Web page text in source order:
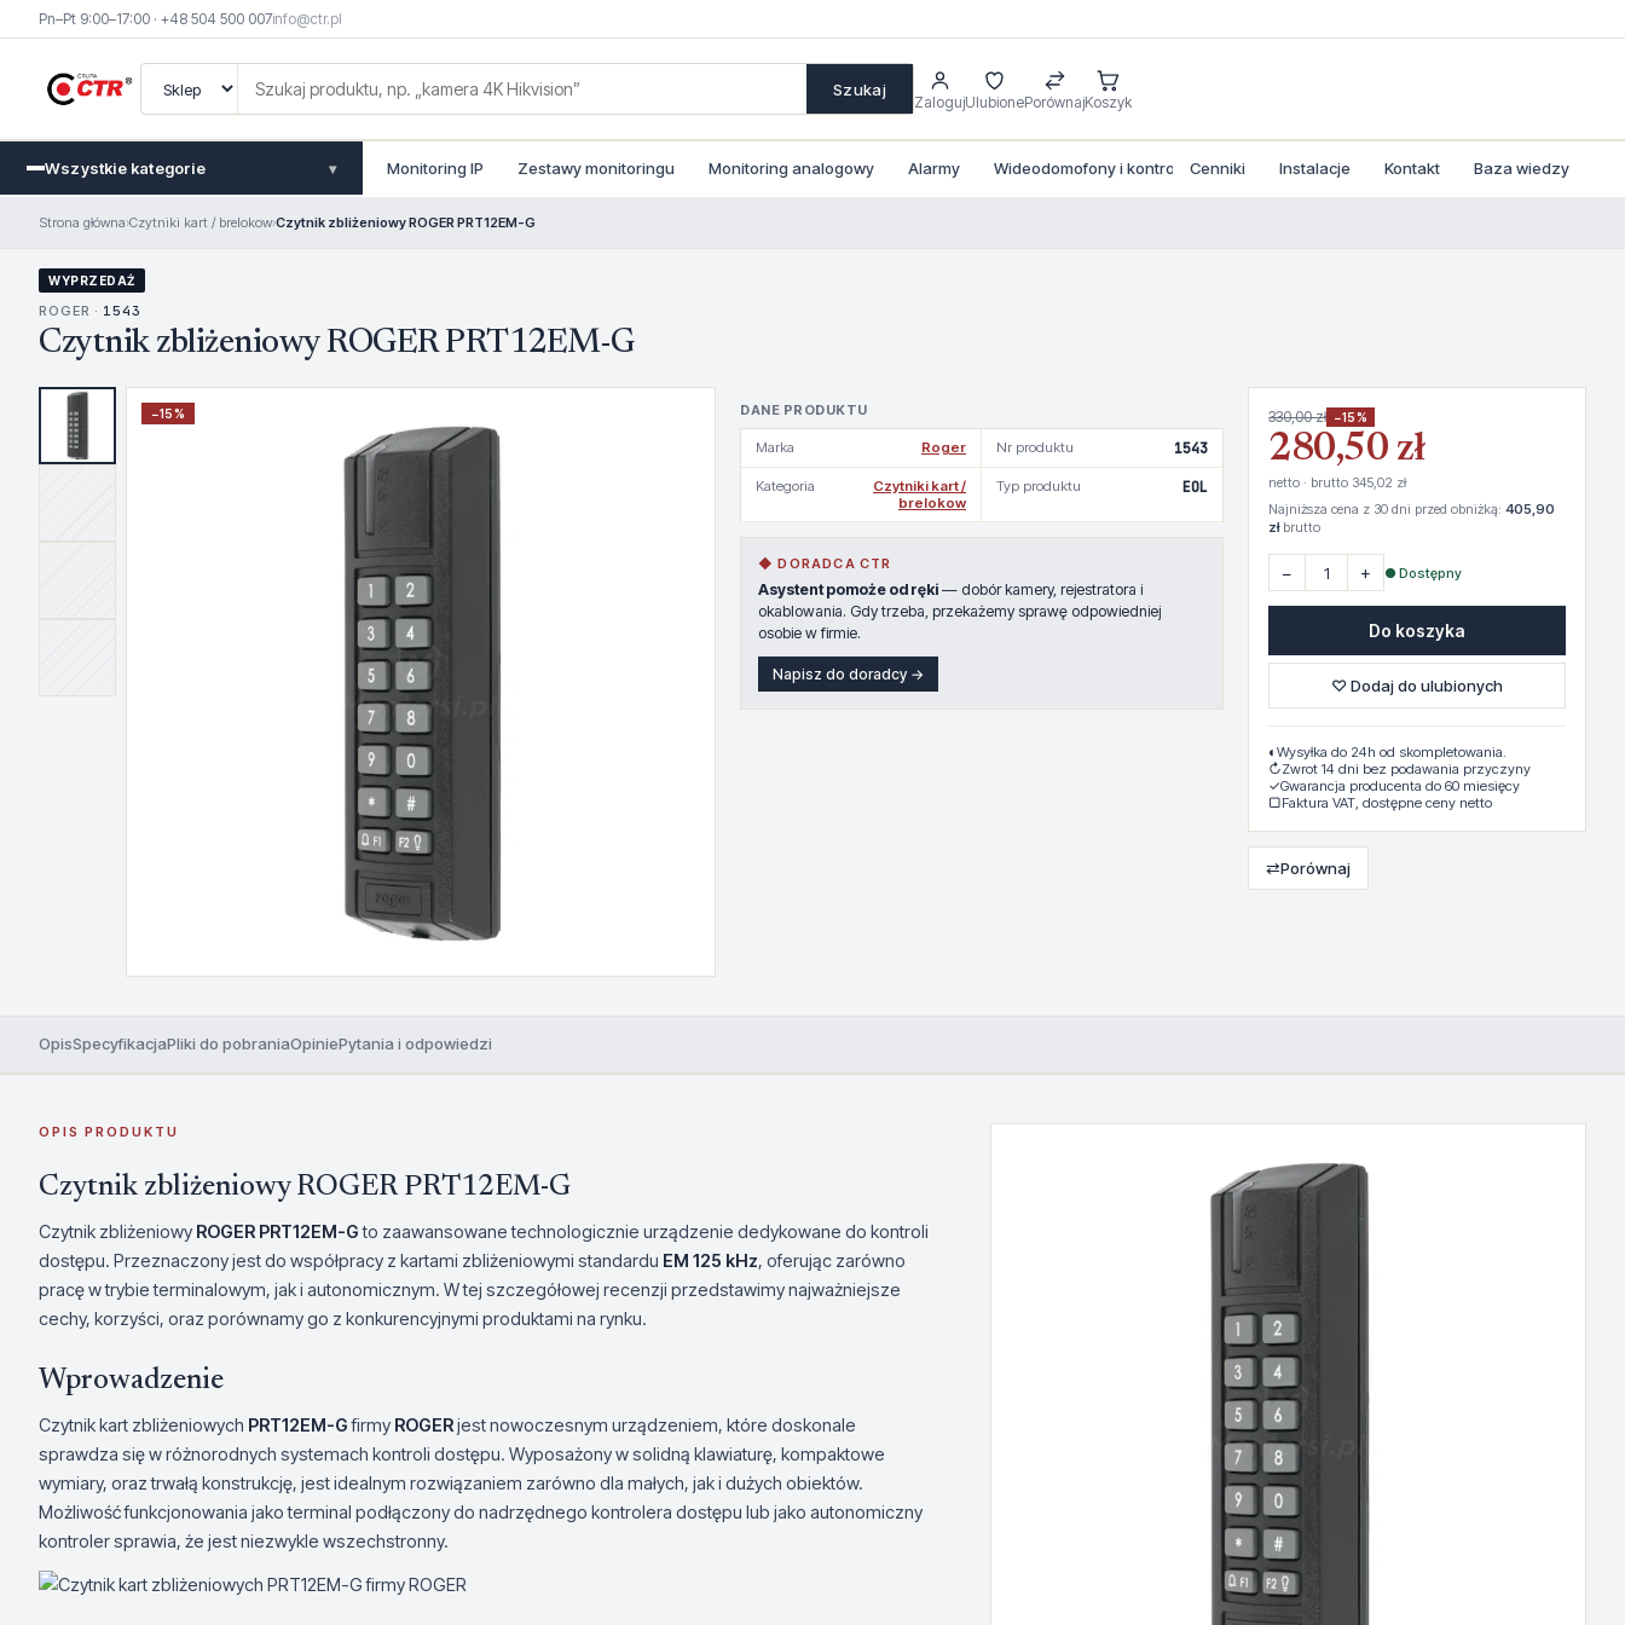
Pn–Pt 9:00–17:00 · +48 504 500 007info@ctr.pl
Szukaj
ZalogujUlubionePorównajKoszyk
Wszystkie kategorie ▾ Monitoring IP Zestawy monitoringu Monitoring analogowy Alarmy Wideodomofony i kontrola dostepu
Cenniki Instalacje Kontakt Baza wiedzy
Strona główna›Czytniki kart / brelokow›Czytnik zbliżeniowy ROGER PRT12EM-G
WYPRZEDAŻ
ROGER · 1543
Czytnik zbliżeniowy ROGER PRT12EM-G
−15% DANE PRODUKTU
Marka Roger Nr produktu 1543
Kategoria
Czytniki kart /
brelokow
Typ produktu EOL
◆ DORADCA CTR
Asystent pomoże od ręki — dobór kamery, rejestratora i
okablowania. Gdy trzeba, przekażemy sprawę odpowiedniej
osobie w firmie.
Napisz do doradcy →
330,00 zł −15%
280,50 zł
netto · brutto 345,02 zł
Najniższa cena z 30 dni przed obniżką: 405,90
złbrutto
− + ● Dostępny
Do koszyka
♡ Dodaj do ulubionych
◐ Wysyłka do 24h od skompletowania.
↻Zwrot 14 dni bez podawania przyczyny
✓Gwarancja producenta do 60 miesięcy
▢Faktura VAT, dostępne ceny netto
⇄Porównaj
OpisSpecyfikacjaPliki do pobraniaOpiniePytania i odpowiedzi
OPIS PRODUKTU
Czytnik zbliżeniowy ROGER PRT12EM-G
Czytnik zbliżeniowy ROGER PRT12EM-Gto zaawansowane technologicznie urządzenie dedykowane do kontroli
dostępu. Przeznaczony jest do współpracy z kartami zbliżeniowymi standardu EM 125 kHz, oferując zarówno
pracę w trybie terminalowym, jak i autonomicznym. W tej szczegółowej recenzji przedstawimy najważniejsze
cechy, korzyści, oraz porównamy go z konkurencyjnymi produktami na rynku.
Wprowadzenie
Czytnik kart zbliżeniowych PRT12EM-Gfirmy ROGERjest nowoczesnym urządzeniem, które doskonale
sprawdza się w różnorodnych systemach kontroli dostępu. Wyposażony w solidną klawiaturę, kompaktowe
wymiary, oraz trwałą konstrukcję, jest idealnym rozwiązaniem zarówno dla małych, jak i dużych obiektów.
Możliwość funkcjonowania jako terminal podłączony do nadrzędnego kontrolera dostępu lub jako autonomiczny
kontroler sprawia, że jest niezwykle wszechstronny.